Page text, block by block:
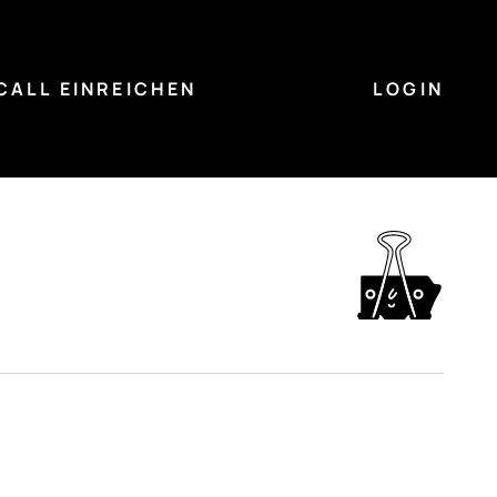
EINREICHEN LOGIN